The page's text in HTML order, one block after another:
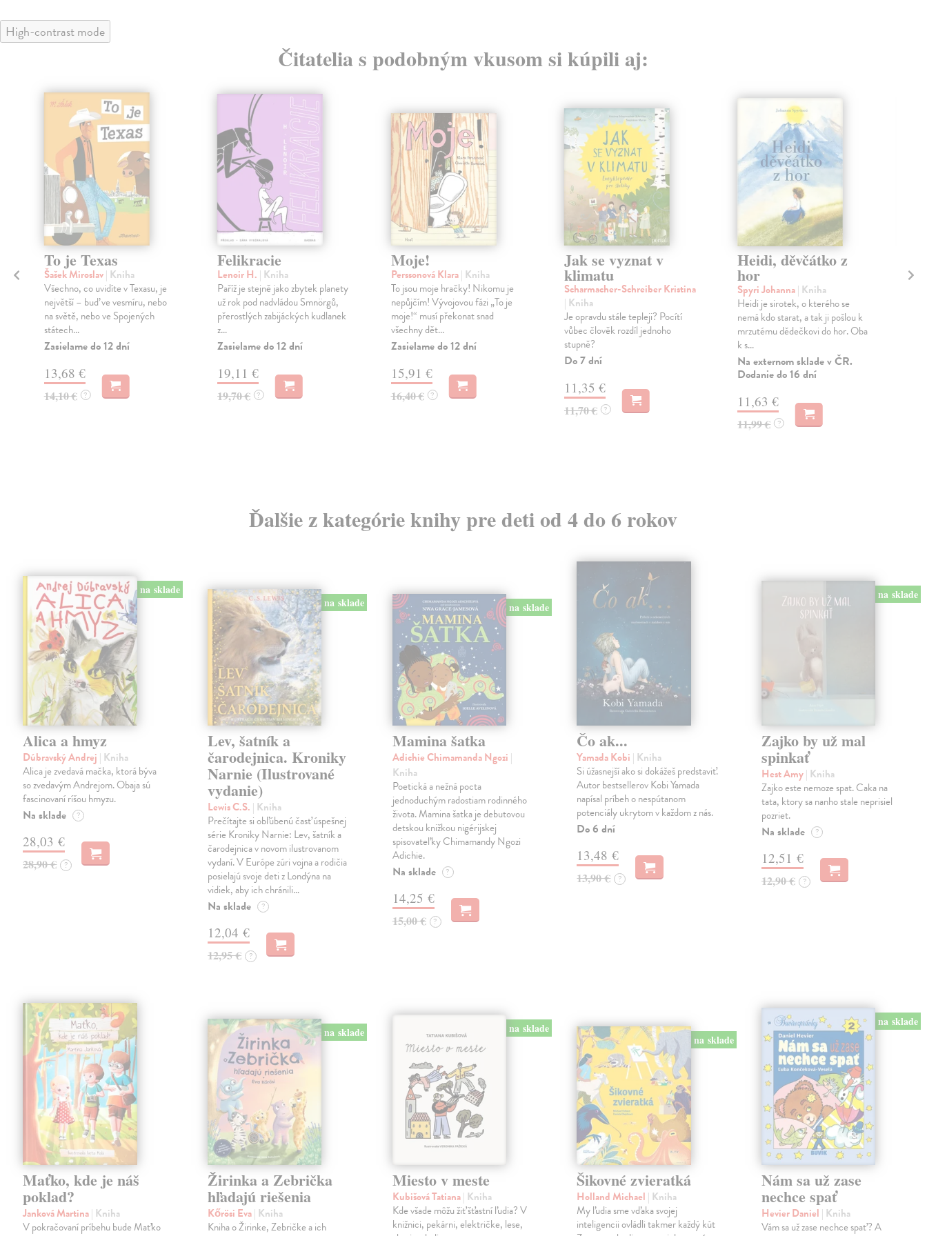
High-contrast mode
Čitatelia s podobným vkusom si kúpili aj:
To je Texas
Šašek Miroslav| Kniha
Všechno, co uvidíte v Texasu, je
největší – buď ve vesmíru, nebo
na světě, nebo ve Spojených
státech...
Zasielame do 12 dní
13,68 €
14,10 € ?
Felikracie
Lenoir H. | Kniha
Paříž je stejně jako zbytek planety
už rok pod nadvládou Smnörgů,
přerostlých zabijáckých kudlanek
z...
Zasielame do 12 dní
19,11 €
19,70 € ?
Moje!
Perssonová Klara| Kniha
To jsou moje hračky! Nikomu je
nepůjčím! Vývojovou fázi „To je
moje!“ musí překonat snad
všechny dět...
Zasielame do 12 dní
15,91 €
16,40 € ?
Jak se vyznat v
klimatu
Scharmacher-Schreiber Kristina
| Kniha
Je opravdu stále tepleji? Pocítí
vůbec člověk rozdíl jednoho
stupně?
Do 7 dní
11,35 €
11,70 € ?
Heidi, děvčátko z
hor
Spyri Johanna| Kniha
Heidi je sirotek, o kterého se
nemá kdo starat, a tak ji pošlou k
mrzutému dědečkovi do hor. Oba
k s...
Na externom sklade v ČR.
Dodanie do 16 dní
11,63 €
11,99 € ?
Ďalšie z kategórie knihy pre deti od 4 do 6 rokov
na sklade
Alica a hmyz
Dúbravský Andrej | Kniha
Alica je zvedavá mačka, ktorá býva
so zvedavým Andrejom. Obaja sú
fascinovaní ríšou hmyzu.
Na sklade ?
28,03 €
28,90 € ?
na sklade
Lev, šatník a
čarodejnica. Kroniky
Narnie (Ilustrované
vydanie)
Lewis C.S. | Kniha
Prečítajte si obľúbenú časť úspešnej
série Kroniky Narnie: Lev, šatník a
čarodejnica v novom ilustrovanom
vydaní. V Európe zúri vojna a rodičia
posielajú svoje deti z Londýna na
vidiek, aby ich chránili…
Na sklade ?
12,04 €
12,95 € ?
na sklade
Mamina šatka
Adichie Chimamanda Ngozi |
Kniha
Poetická a nežná pocta
jednoduchým radostiam rodinného
života. Mamina šatka je debutovou
detskou knižkou nigérijskej
spisovateľky Chimamandy Ngozi
Adichie.
Na sklade ?
14,25 €
15,00 € ?
Čo ak...
Yamada Kobi | Kniha
Si úžasnejší ako si dokážeš predstaviť.
Autor bestsellerov Kobi Yamada
napísal príbeh o nespútanom
potenciály ukrytom v každom z nás.
Do 6 dní
13,48 €
13,90 € ?
na sklade
Zajko by už mal
spinkať
Hest Amy| Kniha
Zajko este nemoze spat. Caka na
tata, ktory sa nanho stale neprisiel
pozriet.
Na sklade ?
12,51 €
12,90 € ?
Maťko, kde je náš
poklad?
Janková Martina| Kniha
V pokračovaní príbehu bude Maťko
na sklade
Žirinka a Zebrička
hľadajú riešenia
Kőrösi Eva| Kniha
Kniha o Žirinke, Zebričke a ich
na sklade
Miesto v meste
Kubišová Tatiana| Kniha
Kde všade môžu žiť šťastní ľudia? V
knižnici, pekárni, električke, lese,
na sklade
Šikovné zvieratká
Holland Michael | Kniha
My ľudia sme vďaka svojej
inteligencii ovládli takmer každý kút
na sklade
Nám sa už zase
nechce spať
Hevier Daniel | Kniha
Vám sa už zase nechce spať? A